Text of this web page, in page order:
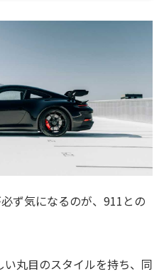
ず気になるのが、911との
丸目のスタイルを持ち、同